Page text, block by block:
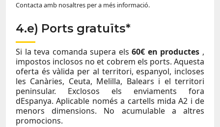
Contacta amb nosaltres per a més informació.
4.e) Ports gratuïts*
Si la teva comanda supera els60€ en productes ,
impostos inclosos no et cobrem els ports. Aquesta
oferta és vàlida per al territori, espanyol, incloses
les Canàries, Ceuta, Melilla, Balears i el territori
peninsular. Exclosos els enviaments fora
dEspanya. Aplicable només a cartells mida A2 i de
menors dimensions. No acumulable a altres
promocions.